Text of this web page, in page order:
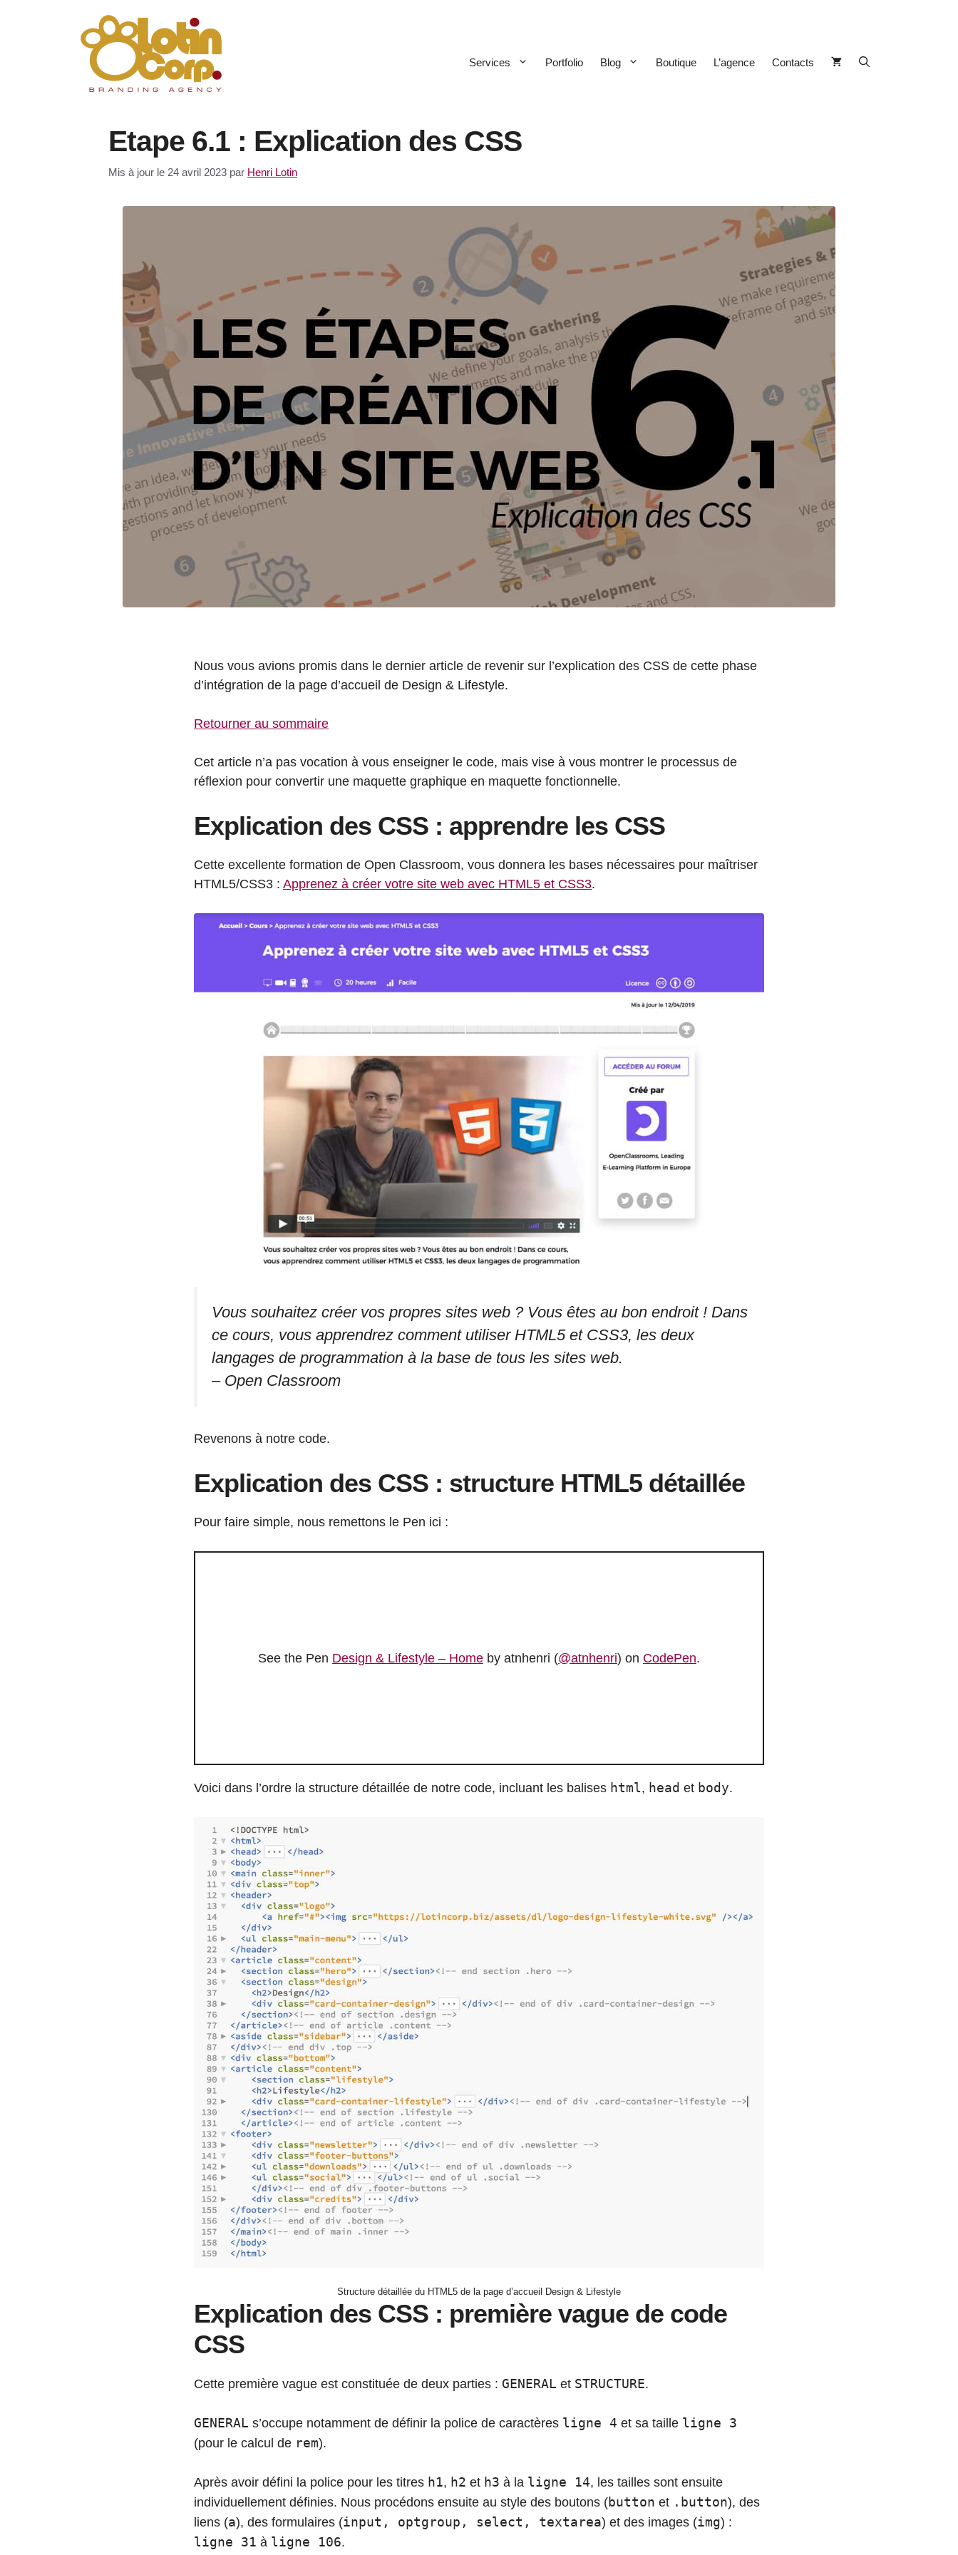
Services Portfolio Blog Boutique L’agence Contacts
Etape 6.1 : Explication des CSS
Mis à jour le 24 avril 2023 par Henri Lotin
Nous vous avions promis dans le dernier article de revenir sur l’explication des CSS de cette phase
d’intégration de la page d’accueil de Design & Lifestyle.
Retourner au sommaire
Cet article n’a pas vocation à vous enseigner le code, mais vise à vous montrer le processus de
réflexion pour convertir une maquette graphique en maquette fonctionnelle.
Explication des CSS : apprendre les CSS
Cette excellente formation de Open Classroom, vous donnera les bases nécessaires pour maîtriser
HTML5/CSS3 : Apprenez à créer votre site web avec HTML5 et CSS3.
Vous souhaitez créer vos propres sites web ? Vous êtes au bon endroit ! Dans
ce cours, vous apprendrez comment utiliser HTML5 et CSS3, les deux
langages de programmation à la base de tous les sites web.
– Open Classroom
Revenons à notre code.
Explication des CSS : structure HTML5 détaillée
Pour faire simple, nous remettons le Pen ici :
See the Pen Design & Lifestyle – Home by atnhenri (@atnhenri) on CodePen.
Voici dans l’ordre la structure détaillée de notre code, incluant les balises html, head et body.
Structure détaillée du HTML5 de la page d’accueil Design & Lifestyle
Explication des CSS : première vague de code
CSS
Cette première vague est constituée de deux parties : GENERAL et STRUCTURE.
GENERAL s’occupe notamment de définir la police de caractères ligne 4 et sa taille ligne 3
(pour le calcul de rem).
Après avoir défini la police pour les titres h1, h2 et h3 à la ligne 14, les tailles sont ensuite
individuellement définies. Nous procédons ensuite au style des boutons (button et .button), des
liens (a), des formulaires (input, optgroup, select, textarea) et des images (img) :
ligne 31 à ligne 106.